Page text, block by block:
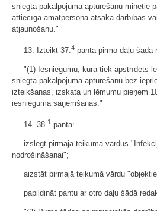
sniegtā pakalpojuma apturēšanu minētie
attiecīgā amatpersona atsaka darbības
atjaunošanu."
13. Izteikt 37. 4 panta pirmo daļu šādā
"(1) Iesniegumu, kurā tiek apstrīdēts
sniegtā pakalpojuma apturēšanu bez
izteikšanas, izskata un lēmumu pieņem
iesnieguma saņemšanas."
14. 38.1 pantā:
izslēgt pirmajā teikumā vārdus
nodrošināšanai";
aizstāt pirmajā teikumā vārdu
papildināt pantu ar otro daļu šādā